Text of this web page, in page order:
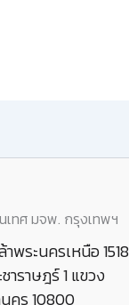
เทศ มจพ. กรุงเทพฯ
พระนครเหนือ 1518
าราษฎร์ 1 แขวง
คร 10800